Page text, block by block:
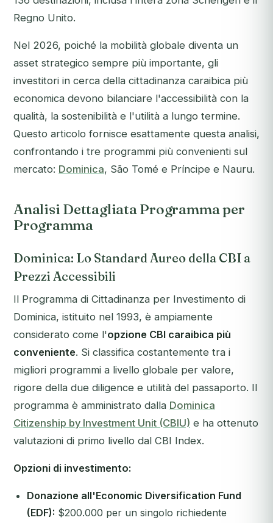
Regno Unito.
Nel 2026, poiché la mobilità globale diventa un
asset strategico sempre più importante, gli
investitori in cerca della cittadinanza caraibica più
economica devono bilanciare l'accessibilità con la
qualità, la sostenibilità e l'utilità a lungo termine.
Questo articolo fornisce esattamente questa analisi,
confrontando i tre programmi più convenienti sul
mercato: Dominica, São Tomé e Príncipe e Nauru.
Analisi Dettagliata Programma per
Programma
Dominica: Lo Standard Aureo della CBI a
Prezzi Accessibili
Il Programma di Cittadinanza per Investimento di
Dominica, istituito nel 1993, è ampiamente
considerato come l'opzione CBI caraibica più
conveniente. Si classifica costantemente tra i
migliori programmi a livello globale per valore,
rigore della due diligence e utilità del passaporto. Il
programma è amministrato dalla Dominica
Citizenship by Investment Unit (CBIU) e ha ottenuto
valutazioni di primo livello dal CBI Index.
Opzioni di investimento:
Donazione all'Economic Diversification Fund
(EDF): $200.000 per un singolo richiedente